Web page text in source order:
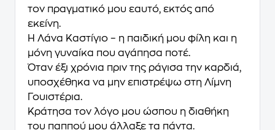
τον πραγματικό μου εαυτό, εκτός από
εκείνη.
Η Λάνα Καστίγιο – η παιδική μου φίλη και η
μόνη γυναίκα που αγάπησα ποτέ.
Όταν έξι χρόνια πριν της ράγισα την καρδιά,
υποσχέθηκα να μην επιστρέψω στη Λίμνη
Γουιστέρια.
Κράτησα τον λόγο μου ώσπου η διαθήκη
του παππού μου άλλαξε τα πάντα.